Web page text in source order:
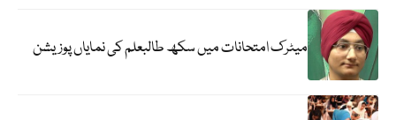
میٹرک امتحانات میں سکھ طالبعلم کی نمایاں پوزیشن